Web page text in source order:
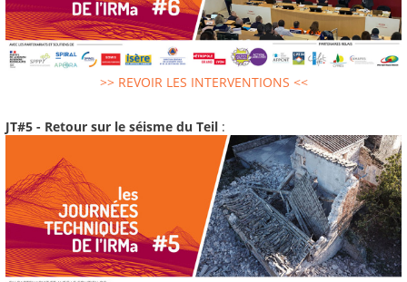
>> REVOIR LES INTERVENTIONS <<
JT#5 - Retour sur le séisme du Teil :